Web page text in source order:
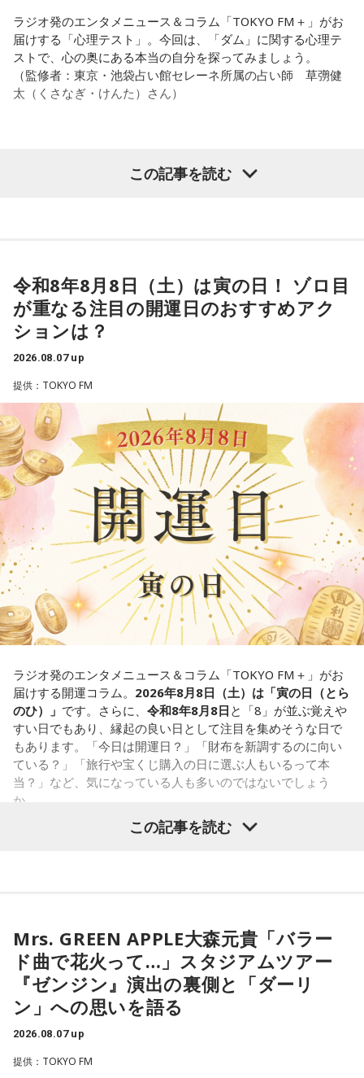
遠山：自分自身の内面をすごく辿って探っている曲ですよ
ね？
ほのか：はい。私は「自分自身を分かってみたい」という気
音楽体験とすごくつながっていて。
「あ、自分もバンドできるんだ」みたいな、そういうときの
ワクワク感のようなものが、いろんな不安や葛藤を飛び越え
ます。歌詞は自分と向き合っている部分も結構あるんですけ
ど、音像がかなり爽やかなので、そういうものを飛び越えて
いくような“若さ”をすごく感じました。
次回8月8日（土）の放送は、シンガーソングライター・バー
チャルYouTuberのぼっちぼろまるさんをゲストに迎えてお届
けします。
----------------------------------------------------
この日の放送をradikoタイムフリーで聴く
※放送エリア外の方は、プレミアム会員の登録でご利用いた
だけます。
----------------------------------------------------
＜番組概要＞
番組名：JA全農 COUNTDOWN JAPAN
ト
放送日時：毎週土曜 13:00～13:53
パーソナリティ：遠山大輔（グランジ）、潮紗理菜
番組Webサイト：https://www.tfm.co.jp/countdownjapan/
番組公式X：
@JA_CDJ
と言っているんです。昔から「健全な身体に健全な精神宿
る」って言いますでしょう？
それは、例えばご病気の方とかはダメだとか、そういう風に
差別しているわけではなくてね。私達、コンディションが良
やっぱり、この世に生きている限りは、フィジカルなことっ
原。さらに、日常生活におけるコンディションづくりの重要
性を語ります。
江原：やっぱり、集中力が欠けちゃうしね。だからご飯を食
べて、新しいお家を建てればまたよく寝られたりすると思う
れを大事にして、コンディションを常に最高に整えるという
ことであれば、もしかしたら悩んでいた時期は体調が不安定
だったかもしれない。だって、普段だったら前向きにいける
ところが、何かふと不安になっちゃったりするでしょう。
例えば、小さいお子さんがいるときって、やっぱり楽しいけ
れど身体がついていけないときって、ちょっと子育てが憂鬱
になったりする時って出ちゃうじゃないですか。子どもの元
気な「キャー！」というのも、元気なときには「もう！」と
いうくらいで済むけれど、頭が痛いときはキツイもんね。そ
ういうことなんですよね。
自分の体力、コンディション。「元気」の「気」は中がお米
（氣）だから、しっかり食べて、元気をつけていってくださ
い。それも、仕事のうちです。
パートナーの奥迫協子、パーソナリティの江原啓之
●江原啓之 今夜の格言
「フィジカルはスピリチュアルの基本です」
番組名：Dr.Recella presents 江原啓之 おと語り
ラジオ発のエンタメニュース＆コラム「TOKYO FM＋」がお
届けする「心理テスト」。今回は、「ダム」に関する心理テ
ストで、心の奥にある本当の自分を探ってみましょう。
（監修者：東京・池袋占い館セレーネ所属の占い師 草彅健
太（くさなぎ・けんた）さん）
山奥の大きなダムを見学しているあなた。
次の中から近いものを1つ選んでください。
1． 水がこぼれてしまうことはないのか
2． こんなに水は必要なのか
3． ひび割れなど壊れる心配はないか
4． どうやって放水しているのか
【解説】
この心理テストでわかることは、あなたの「我慢しすぎ・自
己主張ニガテ度」です。
ダムの水は「溜め込んだ本音や感情」を暗示しています。ダ
ムの何が気になったかで、あなたがなぜ言いたいことを飲み
込んでしまうのか……その理由と、我慢の深さがわかります。
【解答】
1．こぼれてしまわないか……我慢しすぎ度90％
限界が気になったあなた。本音をギリギリまで溜め込んでい
ませんか。「嫌われるかも」という不安から、言葉を飲み込
み続けてきたのでは。でも、あなたが少し本音を見せても、
大切な人は離れていきません。小さな「イヤ」から、言葉に
してみましょう。
2．こんなに必要なのか……我慢しすぎ度45％
水の価値を気にしたあなた。裏を返せば、自分の意見に「言
うほどの価値があるのかな」と、自信を持てずにいるのかも
しれません。しかし、あなたの考えには、ちゃんと意味があ
ります。肩の力を抜いて、まずは思ったことを口にする練習
てみては。
4．どうやって放水しているのか……我慢しすぎ度20％
上手な出し方を気にしたあなた。本音を出そうという意識は
しっかり持っているので、我慢しすぎは少なめです。ただ、
ことも。完璧を意識しすぎず、素直に伝えてみるのがコツで
す。
この記事を読む
令和8年8月8日（土）は寅の日！ ゾロ目
が重なる注目の開運日のおすすめアク
ションは？
2026.08.07 up
提供：TOKYO FM
ラジオ発のエンタメニュース＆コラム「TOKYO FM＋」がお
届けする開運コラム。 2026年8月8日（土）は「寅の日（とら
のひ）」 です。さらに、 令和8年8月8日 と「8」が並ぶ覚えや
すい日でもあり、縁起の良い日として注目を集めそうな日で
もあります。「今日は開運日？」「財布を新調するのに向い
ている？」「旅行や宝くじ購入の日に選ぶ人もいるって本
当？」など、気になっている人も多いのではないでしょう
か。
寅の日は、古くから金運や旅立ちに縁起が良いとされる吉日
■2026年8月8日はどんな日？
2026年8月8日（土）・先勝
・寅の日
・六曜「先勝」（午前中が吉とされる）
この記事を読む
Mrs. GREEN APPLE大森元貴「バラー
ド曲で花火って…」スタジアムツアー
『ゼンジン』演出の裏側と「ダーリ
ン」への思いを語る
2026.08.07 up
提供：TOKYO FM